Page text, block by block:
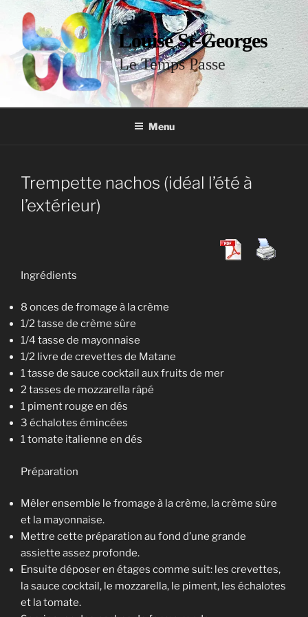
Louise St-Georges
Le Temps Passe
Menu
Trempette nachos (idéal l’été à
l’extérieur)
Ingrédients
8 onces de fromage à la crème
1/2 tasse de crème sûre
1/4 tasse de mayonnaise
1/2 livre de crevettes de Matane
1 tasse de sauce cocktail aux fruits de mer
2 tasses de mozzarella râpé
1 piment rouge en dés
3 échalotes émincées
1 tomate italienne en dés
Préparation
Mêler ensemble le fromage à la crème, la crème sûre
et la mayonnaise.
Mettre cette préparation au fond d’une grande
assiette assez profonde.
Ensuite déposer en étages comme suit: les crevettes,
la sauce cocktail, le mozzarella, le piment, les échalotes
et la tomate.